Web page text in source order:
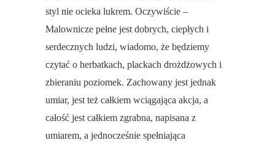
styl nie ocieka lukrem. Oczywiście –
Malownicze pełne jest dobrych, ciepłych i
serdecznych ludzi, wiadomo, że będziemy
czytać o herbatkach, plackach drożdżowych i
zbieraniu poziomek. Zachowany jest jednak
umiar, jest też całkiem wciągająca akcja, a
całość jest całkiem zgrabna, napisana z
umiarem, a jednocześnie spełniająca